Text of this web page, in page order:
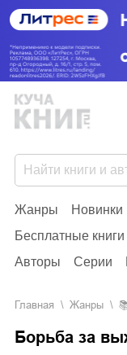
Жанры Новинки
Бесплатные книги
Авторы
Серии
Главная Жанры
Борьба за